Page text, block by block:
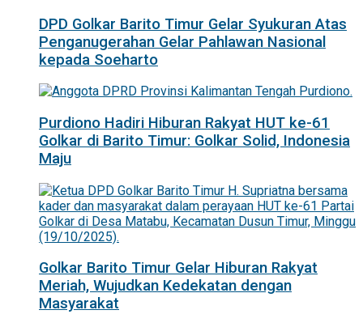
DPD Golkar Barito Timur Gelar Syukuran Atas
Penganugerahan Gelar Pahlawan Nasional
kepada Soeharto
Purdiono Hadiri Hiburan Rakyat HUT ke-61
Golkar di Barito Timur: Golkar Solid, Indonesia
Maju
Golkar Barito Timur Gelar Hiburan Rakyat
Meriah, Wujudkan Kedekatan dengan
Masyarakat